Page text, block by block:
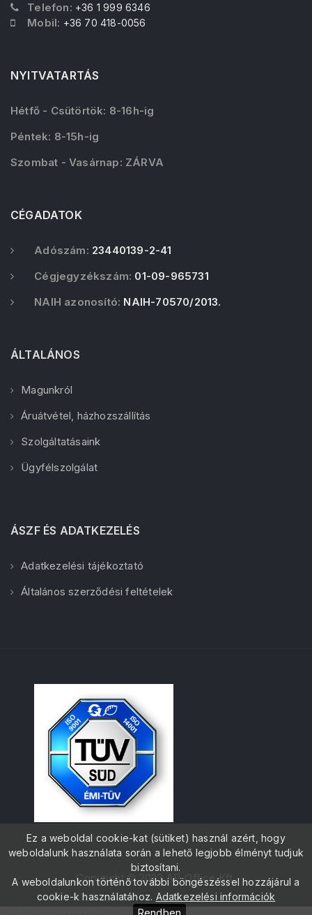
Telefon: +36 1 999 6346
Mobil: +36 70 418-0056
NYITVATARTÁS
Hétfő - Csütörtök: 8-16h-ig
Péntek: 8-15h-ig
Szombat - Vasárnap: ZÁRVA
CÉGADATOK
Adószám: 23440139-2-41
Cégjegyzékszám: 01-09-965731
NAIH azonosító: NAIH-70570/2013.
ÁLTALÁNOS
Magunkról
Áruátvétel, házhozszállítás
Szolgáltatásaink
Ügyfélszolgálat
ÁSZF ÉS ADATKEZELÉS
Adatkezelési tájékoztató
Általános szerződési feltételek
Copyright © 2023 AP-Office Kft.
Ez a weboldal cookie-kat (sütiket) használ azért, hogy
weboldalunk használata során a lehető legjobb élményt tudjuk
biztosítani.
A weboldalunkon történő további böngészéssel hozzájárul a
cookie-k használatához. Adatkezelési információk
Rendben